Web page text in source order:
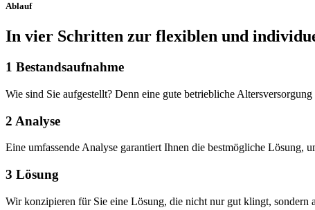
Ablauf
In vier Schritten zur flexiblen und
1 Bestandsaufnahme
Wie sind Sie aufgestellt? Denn eine gute betriebliche
2 Analyse
Eine umfassende Analyse garantiert Ihnen die bestmögliche Lösung,
3 Lösung
Wir konzipieren für Sie eine Lösung, die nicht nur gut klingt, sondern